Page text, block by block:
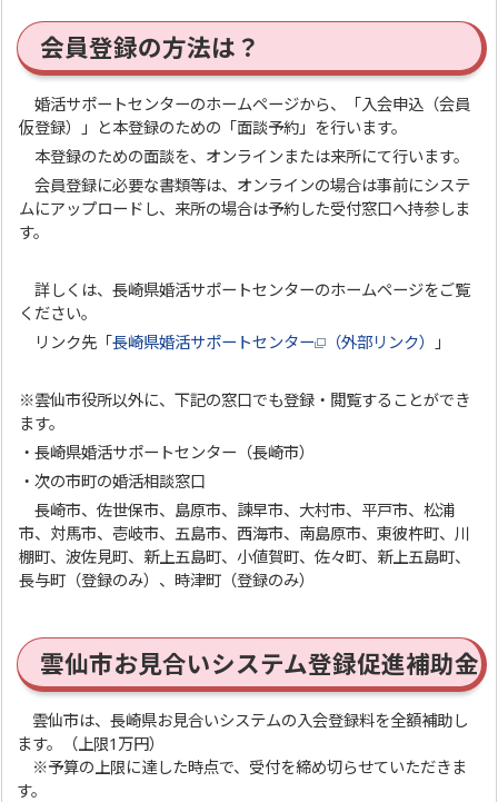
会員登録の方法は？
婚活サポートセンターのホームページから、「入会申込（会員
仮登録）」と本登録のための「面談予約」を行います。
本登録のための面談を、オンラインまたは来所にて行います。
会員登録に必要な書類等は、オンラインの場合は事前にシステ
ムにアップロードし、来所の場合は予約した受付窓口へ持参しま
す。
詳しくは、長崎県婚活サポートセンターのホームページをご覧
ください。
リンク先「長崎県婚活サポートセンター （外部リンク） 」
※雲仙市役所以外に、下記の窓口でも登録・閲覧することができ
ます。
・長崎県婚活サポートセンター（長崎市）
・次の市町の婚活相談窓口
長崎市、佐世保市、島原市、諫早市、大村市、平戸市、松浦
市、対馬市、壱岐市、五島市、西海市、南島原市、東彼杵町、川
棚町、波佐見町、新上五島町、小値賀町、佐々町、新上五島町、
長与町（登録のみ）、時津町（登録のみ）
雲仙市お見合いシステム登録促進補助金
雲仙市は、長崎県お見合いシステムの入会登録料を全額補助し
ます。（上限1万円）
※予算の上限に達した時点で、受付を締め切らせていただきま
す。